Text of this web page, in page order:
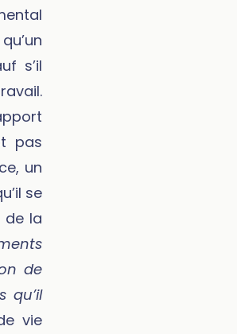
s’il
pas
un
se
de la
de
qu’il
vie